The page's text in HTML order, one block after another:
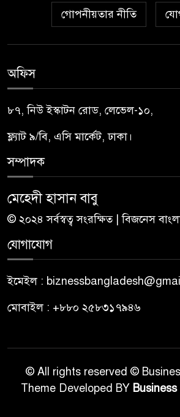
গোপনীয়তার নীতি
অফিস
৮৭, নিউ ইস্কাটন রোড, লেভেল-১০,
ফ্ল্যাট ৯/বি, এসি মার্কেট, ঢাকা।
সম্পাদক
মেহেদী হাসান বাবু
© ২০২৪ সর্বস্বত্ব সংরক্ষিত | বিজনেস
যোগাযোগ
ইমেইল :
মোবাইল : +৮৮০ ২৫৮৩১৭৯৪৬
© All rights reserved ©
Theme Developed BY